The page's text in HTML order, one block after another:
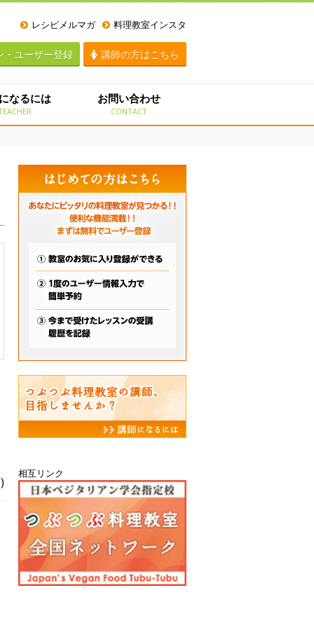
レシピメルマガ 料理教室インスタ
・ユーザー登録 講師の方はこちら
なるには お問い合わせ
CONTACT
相互リンク